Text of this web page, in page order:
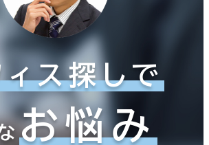
ィス探しで
お悩み